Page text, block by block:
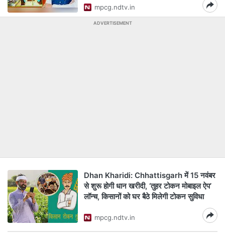
mpcg.ndtv.in
ADVERTISEMENT
Dhan Kharidi: Chhattisgarh में 15 नवंबर
से शुरू होगी धान खरीदी, ‘तुहर टोकन मोबाइल ऐप’
लॉन्च, किसानों को घर बैठे मिलेगी टोकन सुविधा
mpcg.ndtv.in